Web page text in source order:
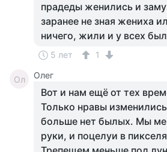
прадеды женились и
заранее не зная жениха
ничего, жили и у всех
5 лет 1
Ол Олег
Вот и нам ещё от тех
Только нравы
больше нет былых. Мы
руки, и поцелуи в